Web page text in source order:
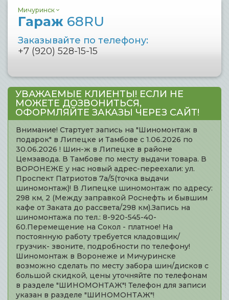
Мичуринск
Гараж 68RU
Заказывайте по телефону:
+7 (920) 528-15-15
УВАЖАЕМЫЕ КЛИЕНТЫ! ЕСЛИ НЕ
МОЖЕТЕ ДОЗВОНИТЬСЯ,
ОФОРМЛЯЙТЕ ЗАКАЗЫ ЧЕРЕЗ САЙТ!
Внимание! Стартует запись на "Шиномонтаж в
подарок" в Липецке и Тамбове с 1.06.2026 по
30.06.2026 ! Шин-ж в Липецке в районе
Цемзавода. В Тамбове по месту выдачи товара. В
ВОРОНЕЖЕ у нас новый адрес-переехали: ул.
Проспект Патриотов 7а/5(точка выдачи
шиномонтаж)! В Липецке шиномонтаж по адресу:
298 км, 2 (Между заправкой Роснефть и бывшим
кафе от Заката до рассвета/298 км).Запись на
шиномонтажа по тел.: 8-920-545-40-
60.Перемещение на Сокол - платное! На
постоянную работу требуется кладовщик/
грузчик- звоните, подробности по телефону!
Шиномонтаж в Воронеже и Мичуринске
возможно сделать по месту забора шин/дисков с
большой скидкой, цены уточняйте по телефонам
в разделе "ШИНОМОНТАЖ"! Телефон для записи
указан в разделе "ШИНОМОНТАЖ"!